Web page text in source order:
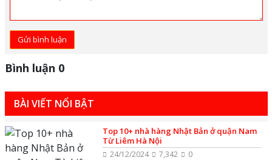
Gửi bình luận
Bình luận 0
BÀI VIẾT NỔI BẬT
Top 10+ nhà hàng Nhật Bản ở quận Nam
Từ Liêm Hà Nội
24/12/2024 7,342
0